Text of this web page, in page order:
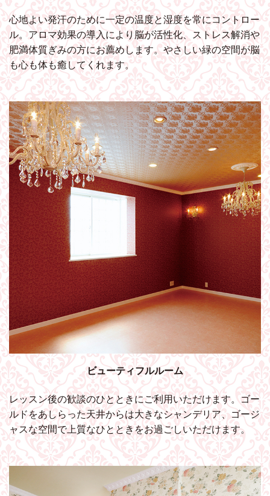
心地よい発汗のために一定の温度と湿度を常にコントロー
ル。アロマ効果の導入により脳が活性化、ストレス解消や
肥満体質ぎみの方にお薦めします。やさしい緑の空間が脳
も心も体も癒してくれます。
ビューティフルルーム
レッスン後の歓談のひとときにご利用いただけます。ゴー
ルドをあしらった天井からは大きなシャンデリア、ゴージ
ャスな空間で上質なひとときをお過ごしいただけます。